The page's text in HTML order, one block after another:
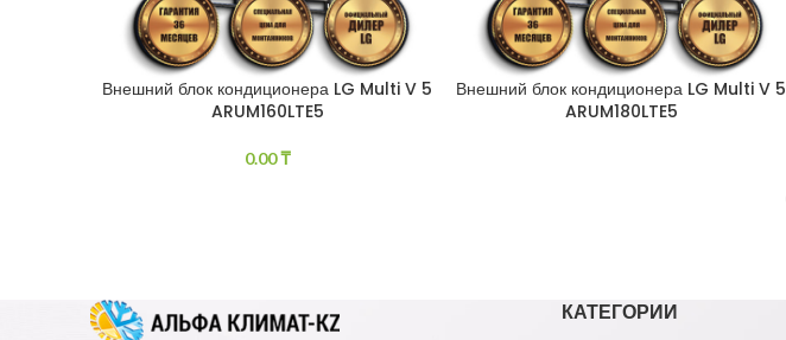
Внешний блок кондиционера LG Multi V 5
ARUM160LTE5
0.00₸
Внешний блок кондиционера LG Multi V 5
ARUM180LTE5
КАТЕГОРИИ